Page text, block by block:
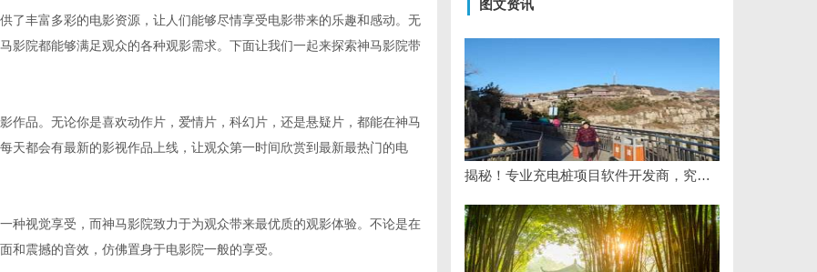
了丰富多彩的电影资源，让人们能够尽情享受电影带来的乐趣和感动。无
影院都能够满足观众的各种观影需求。下面让我们一起来探索神马影院带
作品。无论你是喜欢动作片，爱情片，科幻片，还是悬疑片，都能在神马
天都会有最新的影视作品上线，让观众第一时间欣赏到最新最热门的电
种视觉享受，而神马影院致力于为观众带来最优质的观影体验。不论是在
和震撼的音效，仿佛置身于电影院一般的享受。
图文资讯
揭秘！专业充电桩项目软件开发商，究竟藏着哪些行业秘诀？